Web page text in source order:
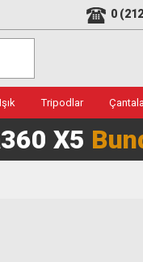
0
Tripodlar
X5